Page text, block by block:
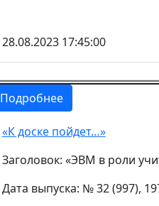
28.08.2023 17:45:00
Подробнее
«К доске пойдет…»
Заголовок: «ЭВМ в роли
Дата выпуска: № 32 (997),